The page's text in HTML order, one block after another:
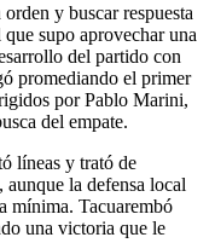
y buscar respuesta
supo aprovechar una
del partido con
promediando el primer
por Pablo Marini,
del empate.
líneas y trató de
la defensa local
mínima. Tacuarembó
una victoria que le